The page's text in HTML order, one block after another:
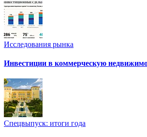
Исследования рынка
Инвестиции в коммерческую
Спецвыпуск: итоги года